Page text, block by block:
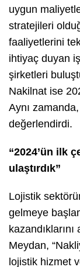
uygun
stratejileri
faaliyetlerini
ihtiyaç duyan
şirketleri
Nakilnat ise
Aynı
değerlendirdi.
“2024’ün ilk
ulaştırdık”
Lojistik
gelmeye
Meydan,
lojistik hizmet